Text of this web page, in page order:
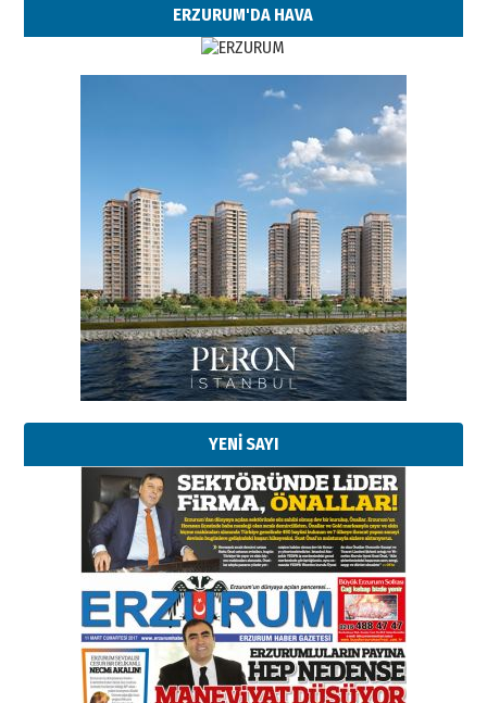
ERZURUM'DA HAVA
YENİ SAYI
Esat BİNDESEN
Başkan Sekmen’den Erzurum’a
bir vizyon proje daha!
02 Ağustos 2026 Pazar
Kadir SABUNCUOĞLU
Erzurumspor’un köşe taşları
29 Haziran 2026 Pazartesi
Kenan GÜLERCİ
Murat Şahsuvaroğlu ERKON’da
çıtayı yukarı taşırken,
yönetimdekiler aşağı
çekmemeli!
17 Şubat 2026 SalıOrhan BOZKURT
Bir fotoğraf, bir şehir, bir
gazeteci… Dizginler kimin
elinde?
31 Mart 2026 Salı
A. Berhan Yılmaz
BİR BÖLÜM DEĞİL, BİR ÖMÜR